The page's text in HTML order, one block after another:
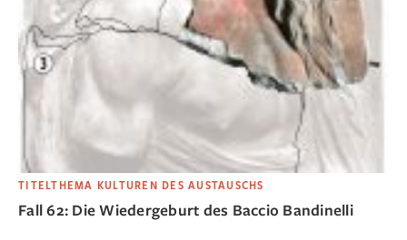
TITELTHEMA KULTUREN DES AUSTAUSCHS
Fall 62: Die Wiedergeburt des Baccio Bandinelli